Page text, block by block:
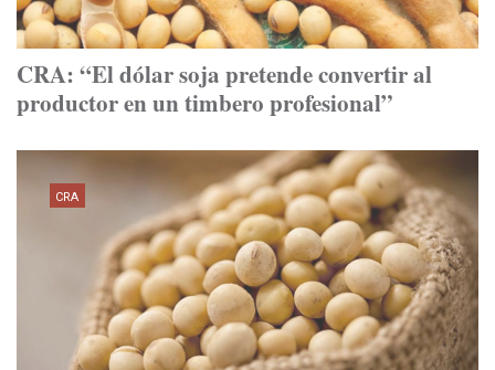
CRA: “El dólar soja pretende convertir al
productor en un timbero profesional”
CRA